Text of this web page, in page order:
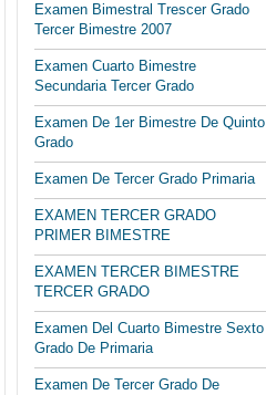
Examen Bimestral Trescer Grado
Tercer Bimestre 2007
Examen Cuarto Bimestre
Secundaria Tercer Grado
Examen De 1er Bimestre De Quinto
Grado
Examen De Tercer Grado Primaria
EXAMEN TERCER GRADO
PRIMER BIMESTRE
EXAMEN TERCER BIMESTRE
TERCER GRADO
Examen Del Cuarto Bimestre Sexto
Grado De Primaria
Examen De Tercer Grado De